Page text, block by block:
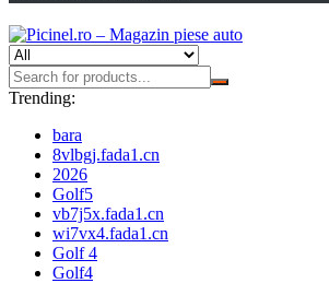
Trending:
bara
8vlbgj.fada1.cn
2026
Golf5
vb7j5x.fada1.cn
wi7vx4.fada1.cn
Golf 4
Golf4